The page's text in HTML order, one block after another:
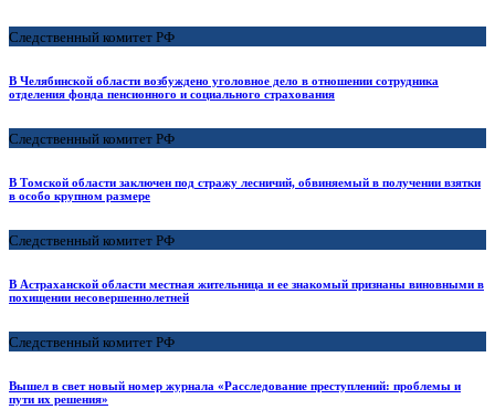
Следственный комитет РФ
️В Челябинской области возбуждено уголовное дело в отношении сотрудника
отделения фонда пенсионного и социального страхования
Следственный комитет РФ
В Томской области заключен под стражу лесничий, обвиняемый в получении взятки
в особо крупном размере
Следственный комитет РФ
В Астраханской области местная жительница и ее знакомый признаны виновными в
похищении несовершеннолетней
Следственный комитет РФ
Вышел в свет новый номер журнала «Расследование преступлений: проблемы и
пути их решения»